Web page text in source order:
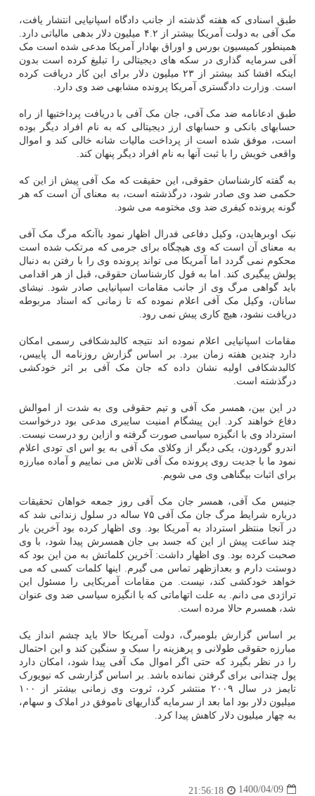
طبق اسنادی که هفته گذشته از جانب دادگاه اسپانیایی انتشار یافت،
مک آفی به دولت آمریکا بیشتر از ۴.۲ میلیون دلار بدهی مالیاتی دارد.
همینطور کمیسیون بورس و اوراق بهادار آمریکا مدعی شده است مک
آفی سرمایه گذاری در سکه های دیجیتالی را تبلیغ کرده است بدون
اینکه افشا کند بیشتر از ۲۳ میلیون دلار برای این کار دریافت کرده
است. وزارت دادگستری آمریکا پرونده مشابهی ضد وی دارد.
طبق ادعانامه ضد مک آفی، جان مک آفی با دریافت پرداختیها از راه
حسابهای بانکی و حسابهای ارز دیجیتالی که به نام افراد دیگر بوده
است، موفق شده است از پرداخت مالیات شانه خالی کند و اموال
واقعی خویش را با ثبت آنها به نام افراد دیگر پنهان کند.
به گفته کارشناسان حقوقی، این حقیقت که مک آفی پیش از این که
حکمی ضد وی صادر شود، درگذشته است، به معنای آن است که هر
گونه پرونده کیفری ضد وی مختومه می شود.
نیک اوبرهایدن، وکیل دفاعی فدرال اظهار نمود باآنکه مرگ مک آفی
به معنای آن است که وی هیچگاه برای جرمی که مرتکب شده است
محکوم نمی گردد اما آمریکا می تواند پرونده وی را با رفتن به دنبال
پولش پیگیری کند. اما به قول کارشناسان حقوقی، قبل از هر اقدامی
باید گواهی مرگ وی از جانب مقامات اسپانیایی صادر شود. نیشای
سانان، وکیل مک آفی اعلام نموده که تا زمانی که اسناد مربوطه
دریافت نشود، هیچ کاری پیش نمی رود.
مقامات اسپانیایی اعلام نموده اند نتیجه کالبدشکافی رسمی امکان
دارد چندین هفته زمان ببرد. بر اساس گزارش روزنامه ال پاییس،
کالبدشکافی اولیه نشان داده که جان مک آفی بر اثر خودکشی
درگذشته است.
در این بین، همسر مک آفی و تیم حقوقی وی به شدت از اموالش
دفاع خواهند کرد. این پیشگام امنیت سایبری مدعی بود درخواست
استرداد وی با انگیزه سیاسی صورت گرفته و ازاین رو درست نیست.
اندرو گوردون، یکی دیگر از وکلای مک آفی به یو اس ای تودی اعلام
نمود ما با جدیت روی پرونده مک آفی تلاش می نماییم و آماده مبارزه
برای اثبات بیگناهی وی می شویم.
جنیس مک آفی، همسر جان مک آفی روز جمعه خواهان تحقیقات
درباره شرایط مرگ جان مک آفی ۷۵ ساله در سلول زندانی شد که
در آنجا منتظر استرداد به آمریکا بود. وی اظهار کرده بود آخرین بار
چند ساعت پیش از این که جسد بی جان همسرش پیدا شود، با وی
صحبت کرده بود. وی اظهار داشت: آخرین کلماتش به من این بود که
دوستت دارم و بعدازظهر تماس می گیرم. اینها کلمات کسی که می
خواهد خودکشی کند، نیست. من مقامات آمریکایی را مسئول این
تراژدی می دانم. به علت اتهاماتی که با انگیزه سیاسی ضد وی عنوان
شد، همسرم حالا مرده است.
بر اساس گزارش بلومبرگ، دولت آمریکا حالا باید چشم انداز یک
مبارزه حقوقی طولانی و پرهزینه را سبک و سنگین کند و این احتمال
را در نظر بگیرد که حتی اگر اموال مک آفی پیدا شود، امکان دارد
پول چندانی برای گرفتن نمانده باشد. بر اساس گزارشی که نیویورک
تایمز در سال ۲۰۰۹ منتشر کرد، ثروت وی زمانی بیشتر از ۱۰۰
میلیون دلار بود اما بعد از سرمایه گذاریهای ناموفق در املاک و سهام،
به چهار میلیون دلار کاهش پیدا کرد.
1400/04/09
21:56:18